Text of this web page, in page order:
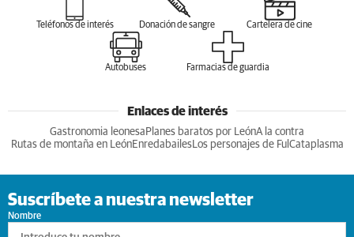
Teléfonos de interés Donación de sangre Cartelera de cine
Autobuses Farmacias de guardia
Enlaces de interés
Gastronomia leonesa Planes baratos por LeónA la contra
Rutas de montaña en LeónEnredabailesLos personajes de Ful Cataplasma
Suscríbete a nuestra newsletter
Nombre